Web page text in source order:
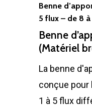
Benne
5 flux – de 8 à
Benne
(Matériel
La benne
conçue pour
1 à 5 flux